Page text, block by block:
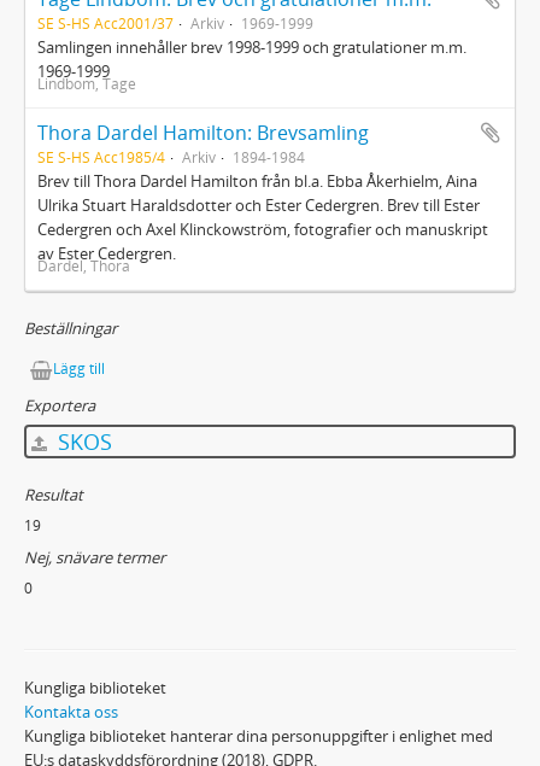
SE S-HS Acc2001/37 Arkiv 1969-1999
Samlingen innehåller brev 1998-1999 och gratulationer m.m.
1969-1999
Lindbom, Tage
Thora Dardel Hamilton: Brevsamling
SE S-HS Acc1985/4 Arkiv 1894-1984
Brev till Thora Dardel Hamilton från bl.a. Ebba Åkerhielm, Aina
Ulrika Stuart Haraldsdotter och Ester Cedergren. Brev till Ester
Cedergren och Axel Klinckowström, fotografier och manuskript
av Ester Cedergren.
Dardel, Thora
Beställningar
Lägg till
Exportera
SKOS
Resultat
19
Nej, snävare termer
0
Kungliga biblioteket
Kontakta oss
Kungliga biblioteket hanterar dina personuppgifter i enlighet med
EU:s dataskyddsförordning (2018), GDPR.